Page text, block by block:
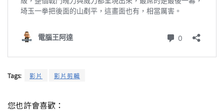
Tags: 影片 影片剪輯
您也許會喜歡：